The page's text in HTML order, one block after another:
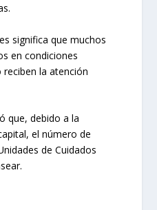
significa que muchos
en condiciones
la atención
que, debido a la
el número de
de Cuidados